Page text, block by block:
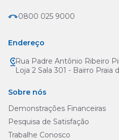
0800 025 9000
Endereço
Rua Padre Antônio Ribeiro
Loja 2 Sala 301 - Bairro Praia
Sobre nós
Demonstrações Financeiras
Pesquisa de Satisfação
Trabalhe Conosco